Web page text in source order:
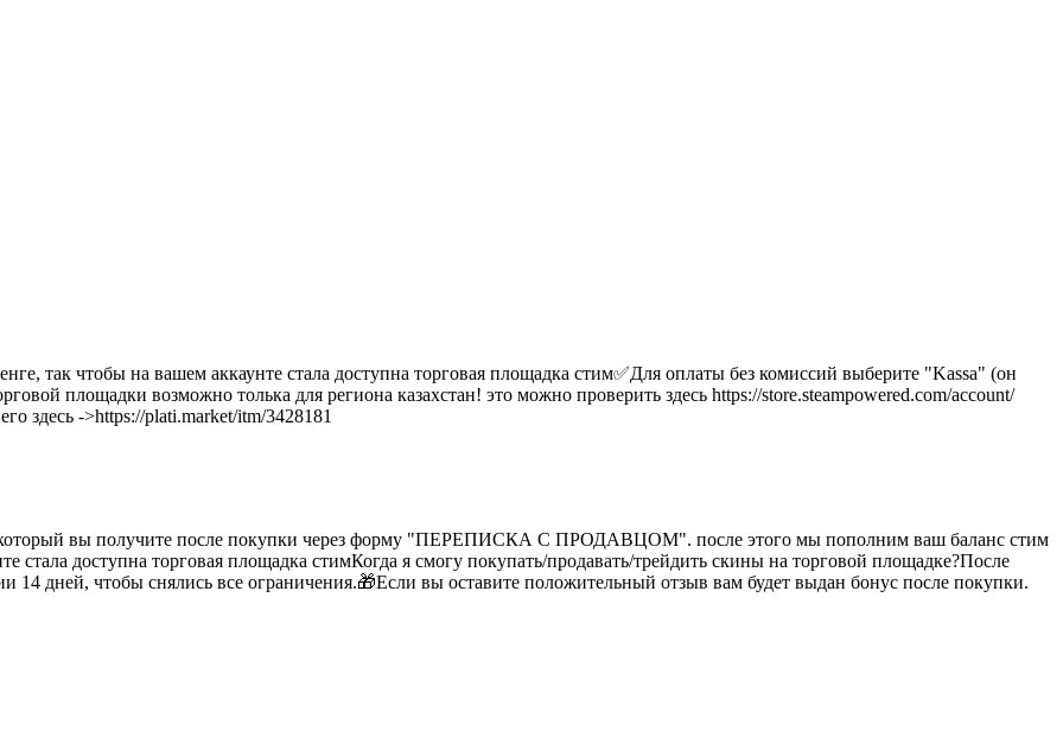
так чтобы на вашем аккаунте стала доступна торговая площадка стим✅Для оплаты без комиссий выберите "Kassa" (он
площадки возможно толька для региона казахстан! это можно проверить здесь https://store.steampowered.com/account/
здесь ->https://plati.market/itm/3428181
который вы получите после покупки через форму "ПЕРЕПИСКА С ПРОДАВЦОМ". после этого мы пополним ваш баланс стим
стала доступна торговая площадка стимКогда я смогу покупать/продавать/трейдить скины на торговой площадке?После
14 дней, чтобы снялись все ограничения.🎁Если вы оставите положительный отзыв вам будет выдан бонус после покупки.